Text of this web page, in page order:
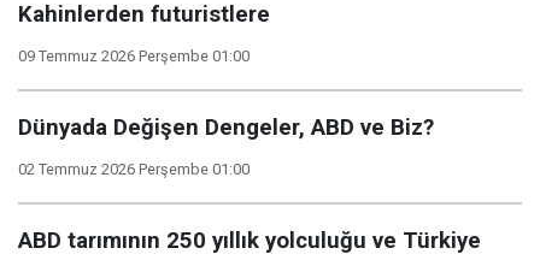
Kahinlerden futuristlere
09 Temmuz 2026 Perşembe 01:00
Dünyada Değişen Dengeler, ABD ve Biz?
02 Temmuz 2026 Perşembe 01:00
ABD tarımının 250 yıllık yolculuğu ve Türkiye